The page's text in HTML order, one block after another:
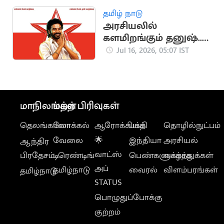
தமிழ் நாடு
அரசியலில்
களமிறங்கும் தனுஷ்..?
கஸ்தூரிராஜா தீவிரம்
Jul 16, 2026, 05:07 IST
மாநிலங்கள்
தெலங்கானா
ஆந்திர
பிரதேசம்
தமிழ்நாடு
மற்ற பிரிவுகள்
லோக்கல்
வேலை
டிரெண்டிங்
தமிழ்நாடு
ஆரோக்கியம்
🌟
வாட்ஸ்
அப்
STATUS
பொழுதுப்போக்கு
குற்றம்
பக்தி
இந்தியா
பெண்களுக்காக
வைரல்
தொழில்நுட்பம்
அரசியல்
வாழ்த்துக்கள்
விளம்பரங்கள்